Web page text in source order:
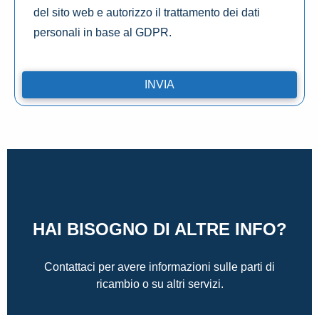
del sito web e autorizzo il trattamento dei dati
personali in base al GDPR.
HAI BISOGNO DI ALTRE INFO?
Contattaci per avere informazioni sulle parti di
ricambio o su altri servizi.